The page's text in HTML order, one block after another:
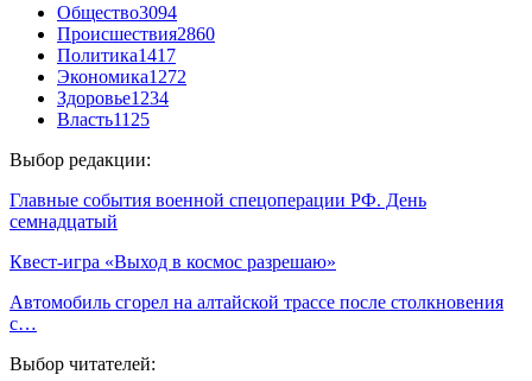
Общество3094
Происшествия2860
Политика1417
Экономика1272
Здоровье1234
Власть1125
Выбор редакции:
Главные события военной спецоперации РФ. День
семнадцатый
Квест-игра «Выход в космос разрешаю»
Автомобиль сгорел на алтайской трассе после столкновения
с…
Выбор читателей: